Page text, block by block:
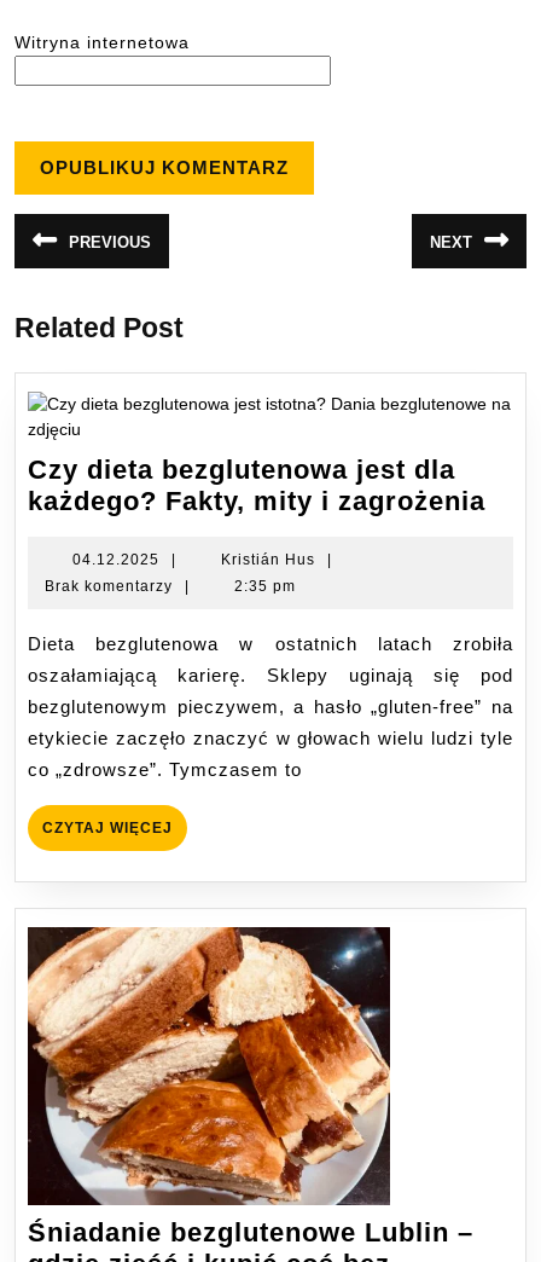
Witryna internetowa
Nawigacja
wpisu
PREVIOUS
wpis:
NEXT
wpis:
Related Post
Czy dieta bezglutenowa jest dla
każdego? Fakty, mity i zagrożeniaCzy
i
04.12.2025 04.12.2025Kristián Hus
Kristián
Brak komentarzy
2:35 pm
Dieta bezglutenowa w ostatnich latach zrobiła
oszałamiającą karierę. Sklepy uginają się pod
bezglutenowym pieczywem, a hasło „gluten-free” na
etykiecie zaczęło znaczyć w głowach wielu ludzi tyle
co „zdrowsze”. Tymczasem to
CZYTAJ WIĘCEJ CZYTAJ
WIĘCEJ
Śniadanie bezglutenowe Lublin –